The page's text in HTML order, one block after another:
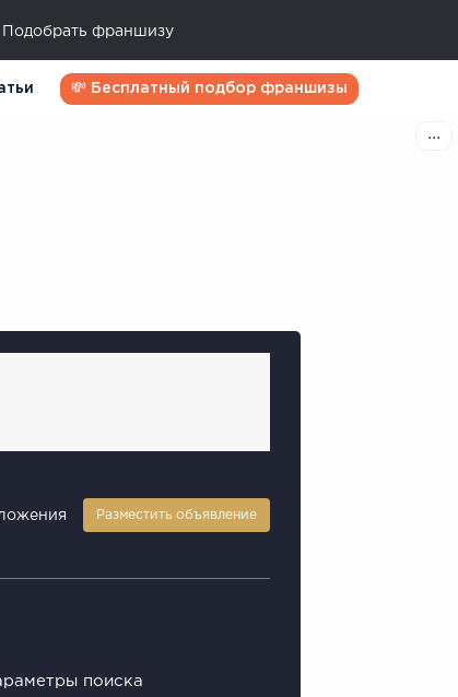
Подобрать франшизу
💸 Бесплатный подбор франшизы
Разместить объявление
поиска